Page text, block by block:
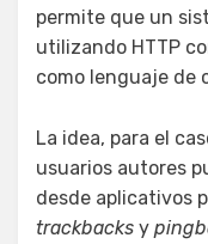
permite que un
utilizando HTTP
como lenguaje de
La idea, para el
usuarios autores
desde aplicativos
trackbacks y